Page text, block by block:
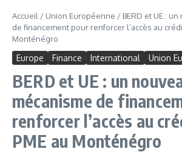
Accueil / Union Européenne / BERD et UE :
de financement pour renforcer l’accès au
Monténégro
Europe Finance International Union
BERD et UE : un
mécanisme de
renforcer l’accès au
PME au Monténégro